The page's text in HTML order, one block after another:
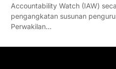
Accountability Watch (IAW)
pengangkatan susunan
Perwakilan…